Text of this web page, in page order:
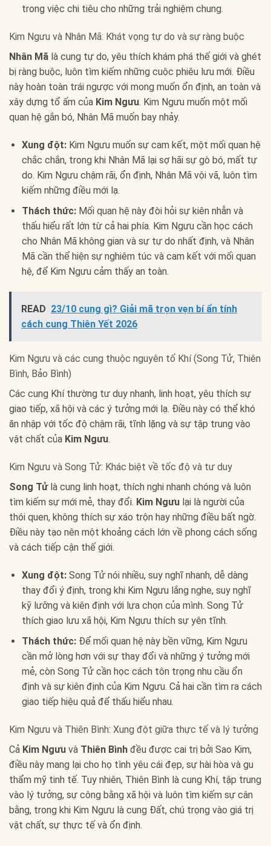
trong việc chi tiêu cho những trải nghiệm chung.
Kim Ngưu và Nhân Mã: Khát vọng tự do và sự ràng buộc
Nhân Mã là cung tự do, yêu thích khám phá thế giới và ghét
bị ràng buộc, luôn tìm kiếm những cuộc phiêu lưu mới. Điều
này hoàn toàn trái ngược với mong muốn ổn định, an toàn và
xây dựng tổ ấm của Kim Ngưu. Kim Ngưu muốn một mối
quan hệ gắn bó, Nhân Mã muốn bay nhảy.
Xung đột:Kim Ngưu muốn sự cam kết, một mối quan hệ
chắc chắn, trong khi Nhân Mã lại sợ hãi sự gò bó, mất tự
do. Kim Ngưu chậm rãi, ổn định, Nhân Mã vội vã, luôn tìm
kiếm những điều mới lạ.
Thách thức:Mối quan hệ này đòi hỏi sự kiên nhẫn và
thấu hiểu rất lớn từ cả hai phía. Kim Ngưu cần học cách
cho Nhân Mã không gian và sự tự do nhất định, và Nhân
Mã cần thể hiện sự nghiêm túc và cam kết với mối quan
hệ, để Kim Ngưu cảm thấy an toàn.
READ 23/10 cung gì? Giải mã trọn vẹn bí ẩn tính
cách cung Thiên Yết 2026
Kim Ngưu và các cung thuộc nguyên tố Khí (Song Tử, Thiên
Bình, Bảo Bình)
Các cung Khí thường tư duy nhanh, linh hoạt, yêu thích sự
giao tiếp, xã hội và các ý tưởng mới lạ. Điều này có thể khó
ăn nhập với tốc độ chậm rãi, tĩnh lặng và sự tập trung vào
vật chất của Kim Ngưu.
Kim Ngưu và Song Tử: Khác biệt về tốc độ và tư duy
Song Tửlà cung linh hoạt, thích nghi nhanh chóng và luôn
tìm kiếm sự mới mẻ, thay đổi. Kim Ngưu lại là người của
thói quen, không thích sự xáo trộn hay những điều bất ngờ.
Điều này tạo nên một khoảng cách lớn về phong cách sống
và cách tiếp cận thế giới.
Xung đột:Song Tử nói nhiều, suy nghĩ nhanh, dễ dàng
thay đổi ý định, trong khi Kim Ngưu lắng nghe, suy nghĩ
kỹ lưỡng và kiên định với lựa chọn của mình. Song Tử
thích giao lưu xã hội, Kim Ngưu thích sự yên tĩnh.
Thách thức:Để mối quan hệ này bền vững, Kim Ngưu
cần mở lòng hơn với sự thay đổi và những ý tưởng mới
mẻ, còn Song Tử cần học cách tôn trọng nhu cầu ổn
định và sự kiên định của Kim Ngưu. Cả hai cần tìm ra cách
giao tiếp hiệu quả để thấu hiểu nhau.
Kim Ngưu và Thiên Bình: Xung đột giữa thực tế và lý tưởng
Cả Kim Ngưu và Thiên Bình đều được cai trị bởi Sao Kim,
điều này mang lại cho họ tình yêu cái đẹp, sự hài hòa và gu
thẩm mỹ tinh tế. Tuy nhiên, Thiên Bình là cung Khí, tập trung
vào lý tưởng, sự công bằng xã hội và luôn tìm kiếm sự cân
bằng, trong khi Kim Ngưu là cung Đất, chú trọng vào giá trị
vật chất, sự thực tế và ổn định.